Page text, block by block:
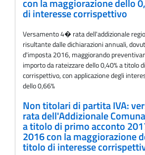
con la maggiorazione dello
di interesse corrispettivo
Versamento 4� rata dell'addizionale
risultante dalle dichiarazioni annuali,
d'imposta 2016, maggiorando
importo da rateizzare dello 0,40% a titolo
corrispettivo, con applicazione degli
dello 0,66%
Non titolari di partita IVA:
rata dell'Addizionale
a titolo di primo acconto
2016 con la maggiorazione
titolo di interesse